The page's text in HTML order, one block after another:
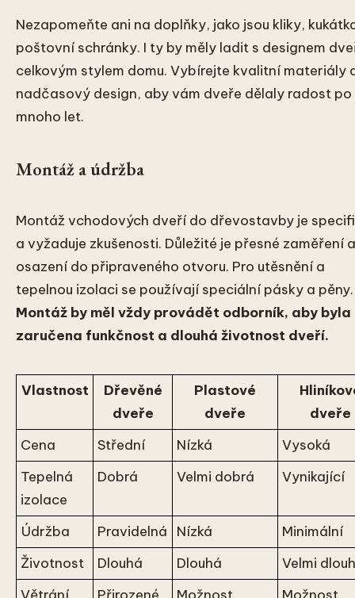
Nezapomeňte ani na doplňky, jako jsou kliky,
poštovní schránky. I ty by měly ladit s designem
celkovým stylem domu. Vybírejte kvalitní materiály
nadčasový design, aby vám dveře dělaly radost po
mnoho let.
Montáž a údržba
Montáž vchodových dveří do dřevostavby je
a vyžaduje zkušenosti. Důležité je přesné zaměření a
osazení do připraveného otvoru. Pro utěsnění a
tepelnou izolaci se používají speciální pásky a pěny.
Montáž by měl vždy provádět odborník, aby byla
zaručena funkčnost a dlouhá životnost dveří.
Vlastnost
Dřevěné
dveře
Plastové
dveře
dveře
Cena
Střední Nízká
Vysoká
Tepelná
izolace
Dobrá Velmi dobrá Vynikající
Údržba Pravidelná Nízká
Minimální
Životnost
Dlouhá Dlouhá
Velmi